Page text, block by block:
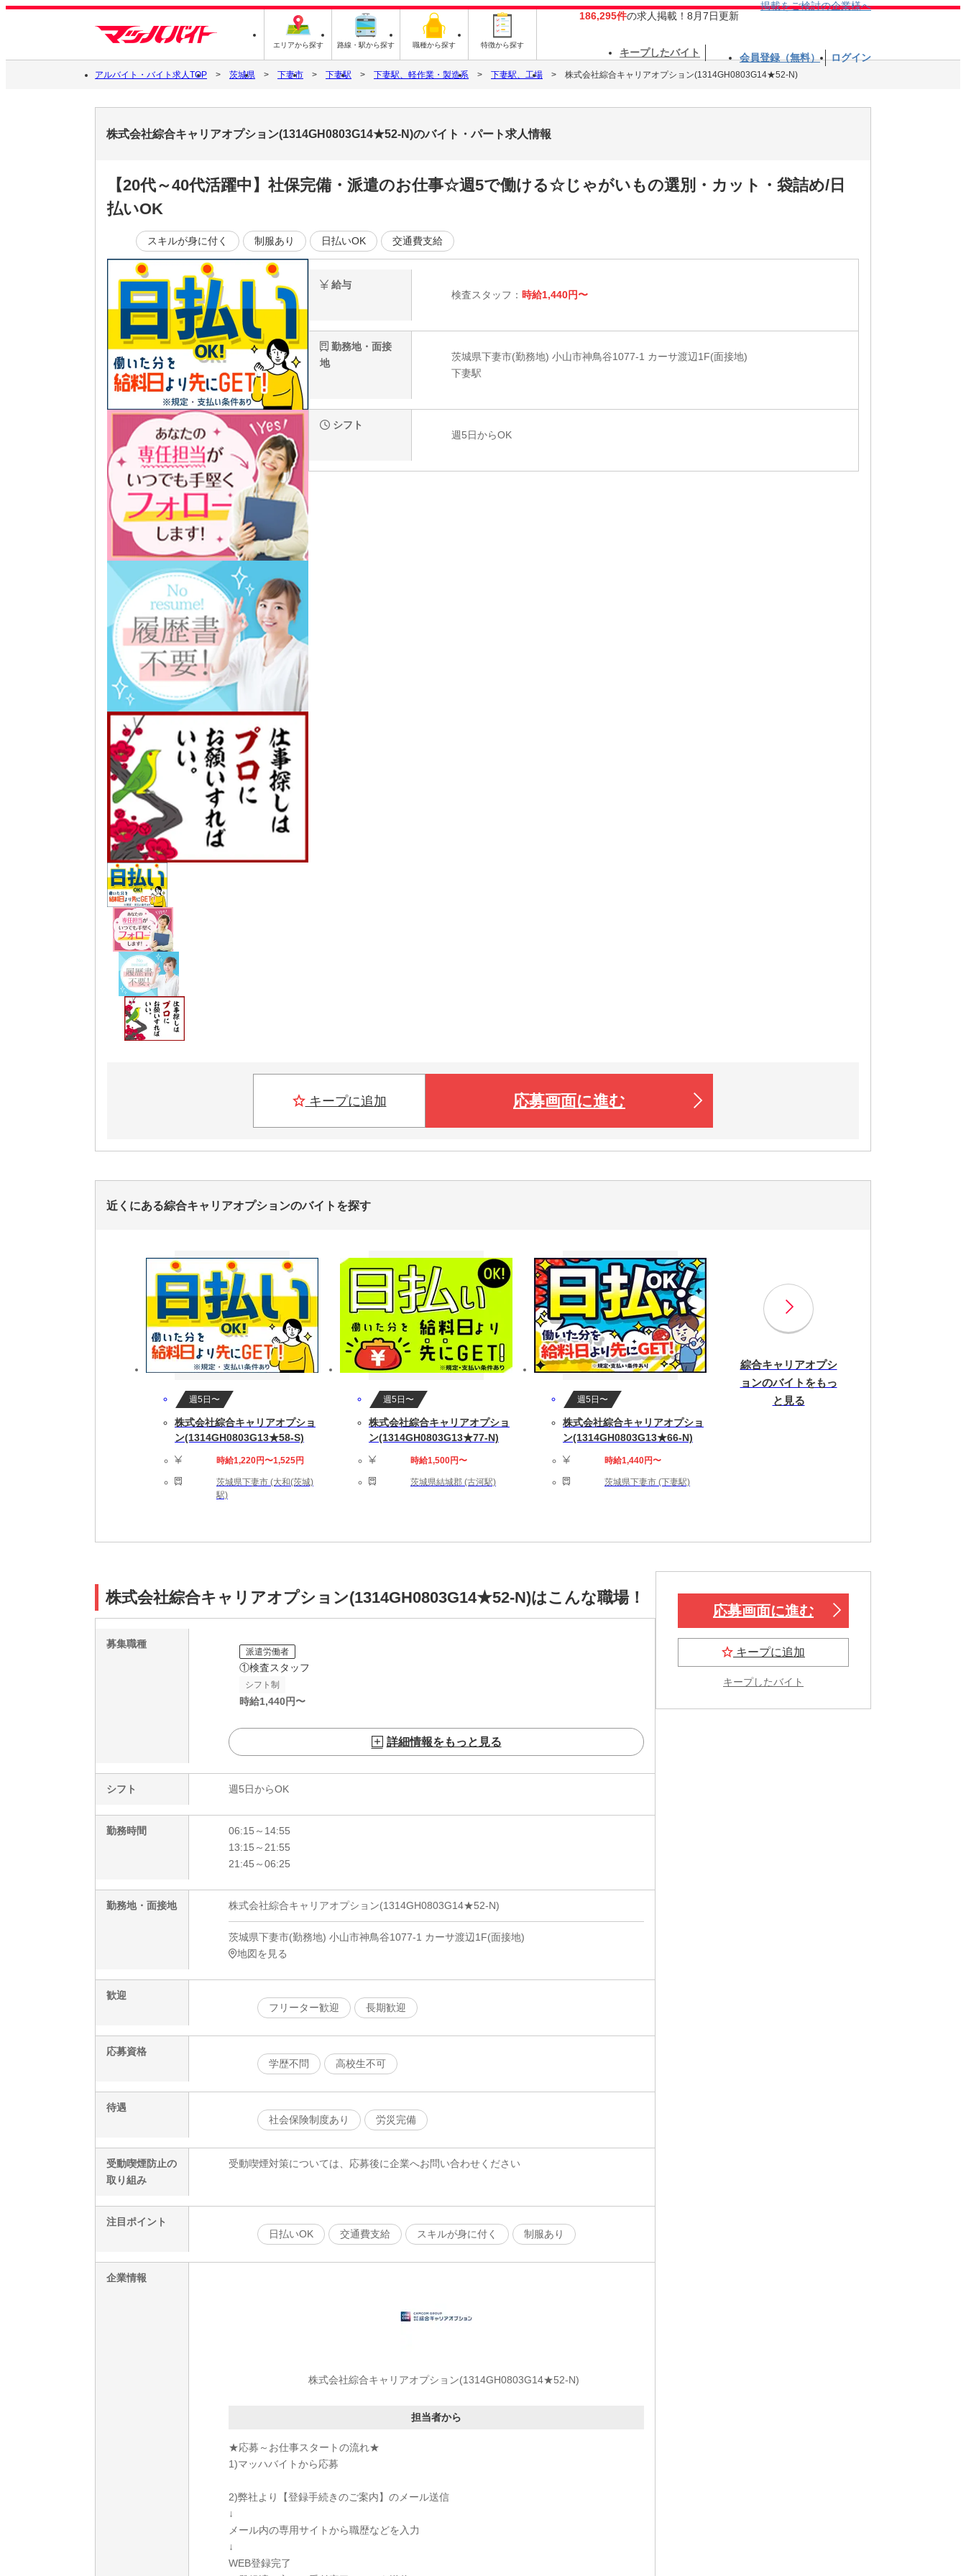
エリアから探す 路線・駅から探す 職種から探す 特徴から探す
186,295件の求人掲載！8月7日更新
掲載をご検討の企業様へ
キープしたバイト 会員登録（無料） ログイン
アルバイト・バイト求人TOP 茨城県 下妻市 下妻駅 下妻駅、軽作業・製造系 下妻駅、工場 株式会社綜合キャリアオプション(1314GH0803G14★52-N)
株式会社綜合キャリアオプション(1314GH0803G14★52-N)のバイト・パート求人情報
【20代～40代活躍中】社保完備・派遣のお仕事☆週5で働ける☆じゃがいもの選別・カット・袋詰め/日
払いOK
スキルが身に付く 制服あり 日払いOK 交通費支給
給与
検査スタッフ： 時給1,440円〜
勤務地・面接
地
茨城県下妻市(勤務地) 小山市神鳥谷1077-1 カーサ渡辺1F(面接地)
下妻駅
シフト
週5日からOK
キープに追加 応募画面に進む
近くにある綜合キャリアオプションのバイトを探す
週5日〜
株式会社綜合キャリアオプショ
ン(1314GH0803G13★58-S)
時給1,220円〜1,525円
茨城県下妻市 (大和(茨城)
駅)
週5日〜
株式会社綜合キャリアオプショ
ン(1314GH0803G13★77-N)
時給1,500円〜
茨城県結城郡 (古河駅)
週5日〜
株式会社綜合キャリアオプショ
ン(1314GH0803G13★66-N)
時給1,440円〜
茨城県下妻市 (下妻駅)
綜合キャリアオプシ
ョンのバイトをもっ
と見る
株式会社綜合キャリアオプション(1314GH0803G14★52-N)はこんな職場！
募集職種
派遣労働者
①検査スタッフ
シフト制
時給1,440円〜
詳細情報をもっと見る
シフト 週5日からOK
勤務時間
06:15～14:55
13:15～21:55
21:45～06:25
勤務地・面接地 株式会社綜合キャリアオプション(1314GH0803G14★52-N)
茨城県下妻市(勤務地) 小山市神鳥谷1077-1 カーサ渡辺1F(面接地)
地図を見る
歓迎
フリーター歓迎
長期歓迎
応募資格
学歴不問
高校生不可
待遇
社会保険制度あり
労災完備
受動喫煙防止の
取り組み
受動喫煙対策については、応募後に企業へお問い合わせください
注目ポイント
日払いOK
交通費支給 スキルが身に付く 制服あり
企業情報
株式会社綜合キャリアオプション(1314GH0803G14★52-N)
担当者から
★応募～お仕事スタートの流れ★
1)マッハバイトから応募
2)弊社より【登録手続きのご案内】のメール送信
↓
メール内の専用サイトから職歴などを入力
↓
WEB登録完了
応募画面に進む
キープに追加
キープしたバイト